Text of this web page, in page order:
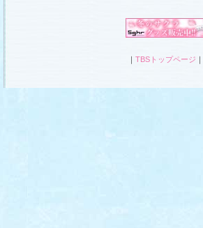
｜ TBSトップページ ｜